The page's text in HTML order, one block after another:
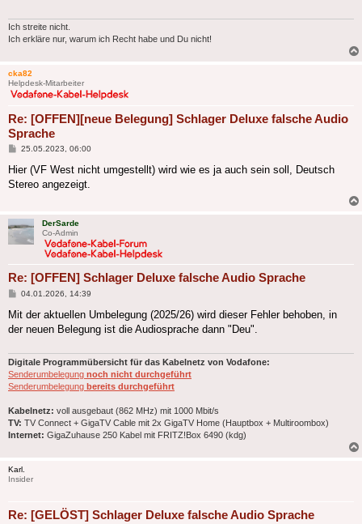
Ich streite nicht.
Ich erkläre nur, warum ich Recht habe und Du nicht!
cka82
Helpdesk-Mitarbeiter
Re: [OFFEN][neue Belegung] Schlager Deluxe falsche Audio
Sprache
Beitrag
25.05.2023, 06:00
Hier (VF West nicht umgestellt) wird wie es ja auch sein soll, Deutsch
Stereo angezeigt.
DerSarde
Co-Admin
Re: [OFFEN] Schlager Deluxe falsche Audio Sprache
Beitrag
04.01.2026, 14:39
Mit der aktuellen Umbelegung (2025/26) wird dieser Fehler behoben, in
der neuen Belegung ist die Audiosprache dann "Deu".
Digitale Programmübersicht für das Kabelnetz von Vodafone:
Senderumbelegung noch nicht durchgeführt
Senderumbelegung bereits durchgeführt
Kabelnetz: voll ausgebaut (862 MHz) mit 1000 Mbit/s
TV: TV Connect + GigaTV Cable mit 2x GigaTV Home (Hauptbox + Multiroombox)
Internet: GigaZuhause 250 Kabel mit FRITZ!Box 6490 (kdg)
Karl.
Insider
Re: [GELÖST] Schlager Deluxe falsche Audio Sprache